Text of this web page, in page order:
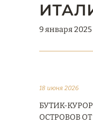
9 января 2025
18 июня 2026
БУТИК-
ОСТРОВОВ ОТ